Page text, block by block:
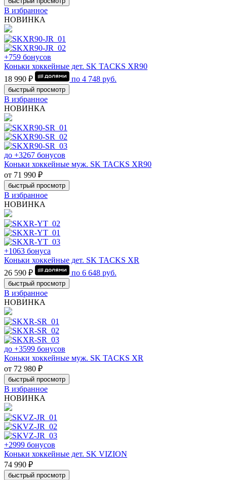
В избранное
НОВИНКА
+759 бонусов
Коньки хоккейные дет. SK TACKS XR90
18 990 ₽
по 4 748 руб.
быстрый просмотр
В избранное
НОВИНКА
до +3267 бонусов
Коньки хоккейные муж. SK TACKS XR90
от 71 990 ₽
быстрый просмотр
В избранное
НОВИНКА
+1063 бонуса
Коньки хоккейные дет. SK TACKS XR
26 590 ₽
по 6 648 руб.
быстрый просмотр
В избранное
НОВИНКА
до +3599 бонусов
Коньки хоккейные муж. SK TACKS XR
от 72 980 ₽
быстрый просмотр
В избранное
НОВИНКА
+2999 бонусов
Коньки хоккейные дет. SK VIZION
74 990 ₽
быстрый просмотр